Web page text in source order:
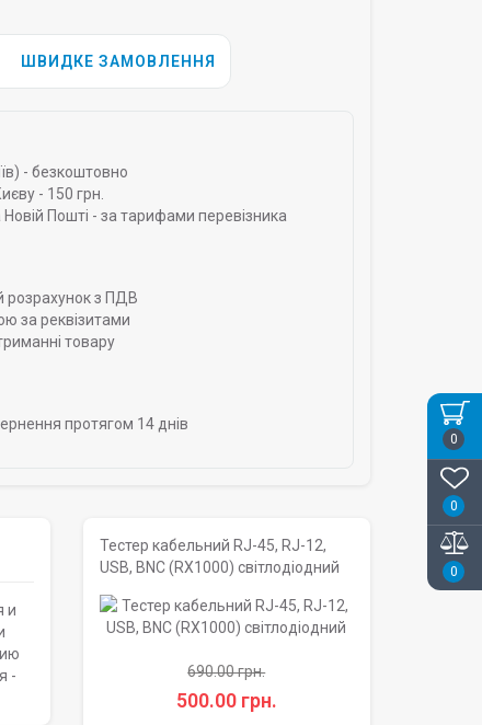
0
0
0
ШВИДКЕ ЗАМОВЛЕННЯ
- безкоштовно
- 150 грн.
Пошті - за тарифами перевізника
розрахунок з ПДВ
за реквізитами
товару
протягом 14 днів
и
-
Тестер кабельний RJ-45, RJ-12,
USB, BNC (RX1000) світлодіодний
690.00 грн.
500.00 грн.